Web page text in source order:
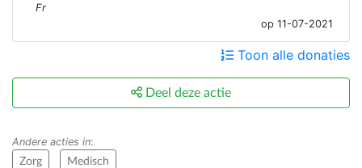
Fr
op 11-07-2021
Toon alle donaties
Deel deze actie
Andere acties in:
Zorg Medisch